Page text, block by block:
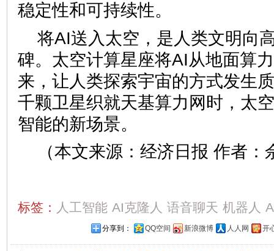
稳定性和可持续性。
将AI送入太空，是人类文明向
碑。太空计算星座将AI从地面算
来，让人类探索宇宙的方式发生
千颗卫星织就天基算力网时，太
智能的新场景。
（本文来源：经济日报 作者：
标签： 人工智能 AI克隆人 语音聊天 机器人
分享到： QQ空间 新浪微博 人人网 开